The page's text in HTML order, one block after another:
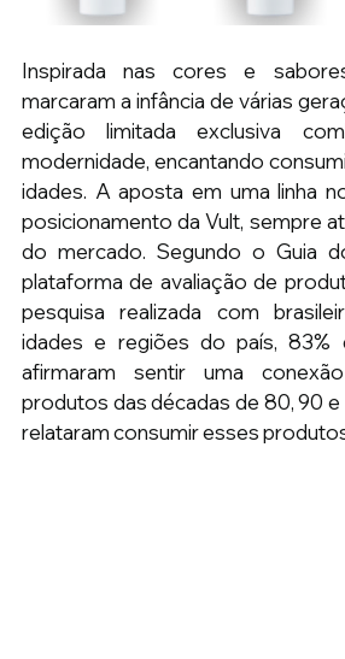
Inspirada nas cores e
marcaram a infância de várias
edição limitada exclusiva
modernidade, encantando
idades. A aposta em uma linha
posicionamento da Vult, sempre
do mercado. Segundo o Guia
plataforma de avaliação de
pesquisa realizada com
idades e regiões do país, 83%
afirmaram sentir uma
produtos das décadas de 80, 90
relataram consumir esses